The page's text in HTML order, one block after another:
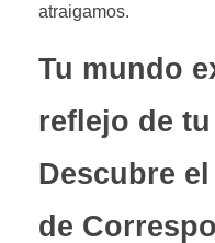
atraigamos.
Tu mundo
reflejo de
Descubre
de